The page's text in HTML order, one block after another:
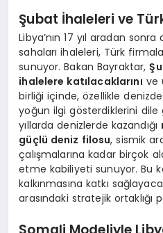
Şubat İhaleleri ve
Libya’nın 17 yıl aradan
sahaları ihaleleri, Türk
sunuyor. Bakan Bayraktar,
ihalelere katılacaklarını ve
birliği içinde, özellikle
yoğun ilgi gösterdiklerini dile
yıllarda denizlerde kazandığı
güçlü deniz filosu, sismik
çalışmalarına kadar birçok
etme kabiliyeti sunuyor. Bu
kalkınmasına katkı
arasındaki stratejik ortaklığı